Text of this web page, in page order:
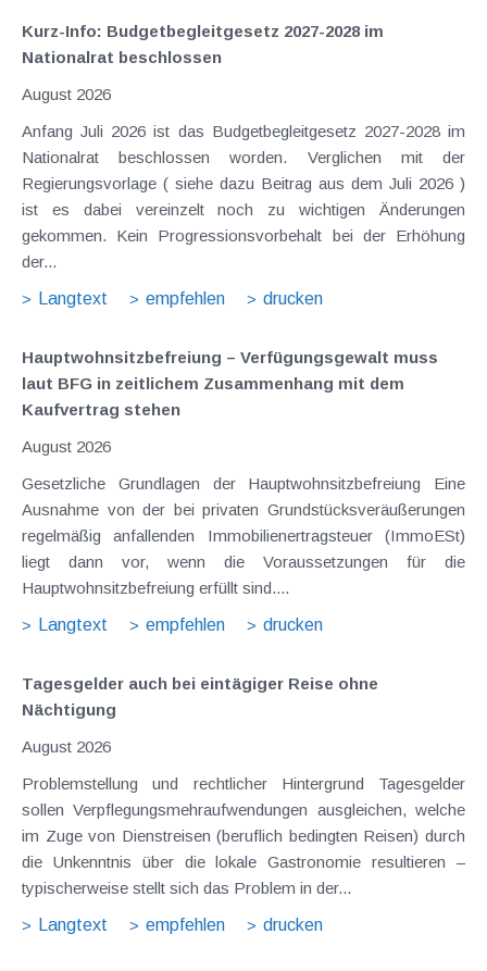
Kurz-Info: Budgetbegleitgesetz 2027-2028 im
Nationalrat beschlossen
August 2026
Anfang Juli 2026 ist das Budgetbegleitgesetz 2027-2028 im
Nationalrat beschlossen worden. Verglichen mit der
Regierungsvorlage ( siehe dazu Beitrag aus dem Juli 2026 )
ist es dabei vereinzelt noch zu wichtigen Änderungen
gekommen. Kein Progressionsvorbehalt bei der Erhöhung
der...
Langtext
empfehlen drucken
Hauptwohnsitz​­befreiung – Verfügungsgewalt muss
laut BFG in zeitlichem Zusammenhang mit dem
Kaufvertrag stehen
August 2026
Gesetzliche Grundlagen der Hauptwohnsitzbefreiung Eine
Ausnahme von der bei privaten Grundstücksveräußerungen
regelmäßig anfallenden Immobilienertragsteuer (ImmoESt)
liegt dann vor, wenn die Voraussetzungen für die
Hauptwohnsitzbefreiung erfüllt sind....
Langtext
empfehlen drucken
Tagesgelder auch bei eintägiger Reise ohne
Nächtigung
August 2026
Problemstellung und rechtlicher Hintergrund Tagesgelder
sollen Verpflegungsmehraufwendungen ausgleichen, welche
im Zuge von Dienstreisen (beruflich bedingten Reisen) durch
die Unkenntnis über die lokale Gastronomie resultieren –
typischerweise stellt sich das Problem in der...
Langtext
empfehlen drucken